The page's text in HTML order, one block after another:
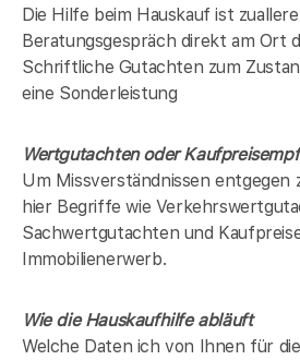
Die Hilfe beim Hauskauf ist
Beratungsgespräch direkt am Ort
Schriftliche Gutachten zum
eine Sonderleistung
Wertgutachten oder
Um Missverständnissen
hier Begriffe wie
Sachwertgutachten und
Immobilienerwerb.
Wie die Hauskaufhilfe abläuft
Welche Daten ich von Ihnen für